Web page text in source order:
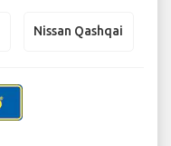
Nissan Qashqai